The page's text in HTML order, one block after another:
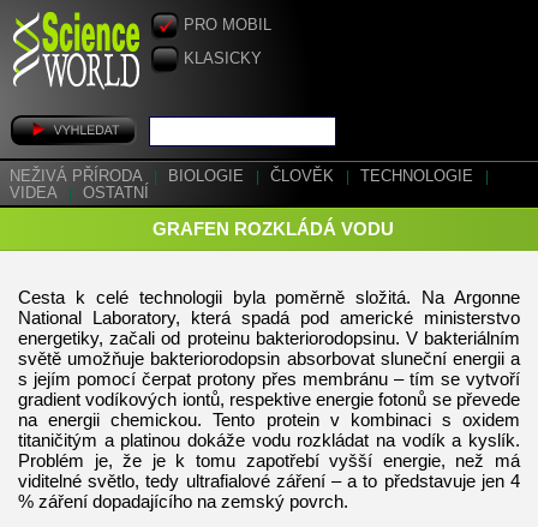
PRO MOBIL
KLASICKY
NEŽIVÁ PŘÍRODA BIOLOGIE ČLOVĚK TECHNOLOGIE
VIDEA
OSTATNÍ
GRAFEN ROZKLÁDÁ VODU
Cesta k celé technologii byla poměrně složitá. Na Argonne
National Laboratory, která spadá pod americké ministerstvo
energetiky, začali od proteinu bakteriorodopsinu. V bakteriálním
světě umožňuje bakteriorodopsin absorbovat sluneční energii a
s jejím pomocí čerpat protony přes membránu – tím se vytvoří
gradient vodíkových iontů, respektive energie fotonů se převede
na energii chemickou. Tento protein v kombinaci s oxidem
titaničitým a platinou dokáže vodu rozkládat na vodík a kyslík.
Problém je, že je k tomu zapotřebí vyšší energie, než má
viditelné světlo, tedy ultrafialové záření – a to představuje jen 4
% záření dopadajícího na zemský povrch.